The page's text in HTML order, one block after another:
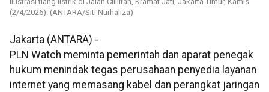
(2/4/2026). (ANTARA/Siti Nurhaliza)
Jakarta (ANTARA) -
PLN Watch meminta pemerintah dan aparat penegak
hukum menindak tegas perusahaan penyedia layanan
internet yang memasang kabel dan perangkat jaringan